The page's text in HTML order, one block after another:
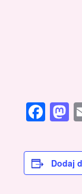
Dodaj